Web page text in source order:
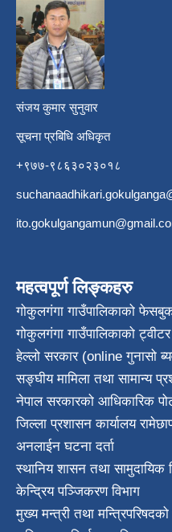
संजय कुमार सुनुवार
सूचना प्रबिधि अधिकृत
+९७७-९८६३०२३०१८
महत्वपूर्ण लिङ्कहरु
गोकुलगंगा गाउँपालिकाको
गोकुलगंगा गाउँपालिकाको
हेल्लो सरकार (online गुनासो
सङ्घीय मामिला तथा सामान्य
नेपाल सरकारको आधिकारिक
जिल्ला प्रशासन कार्यालय
अनलाईन घटना दर्ता
स्थानिय शासन तथा सामुदायिक
केन्द्रिय पञ्जिकरण विभाग
मुख्य मन्त्री तथा